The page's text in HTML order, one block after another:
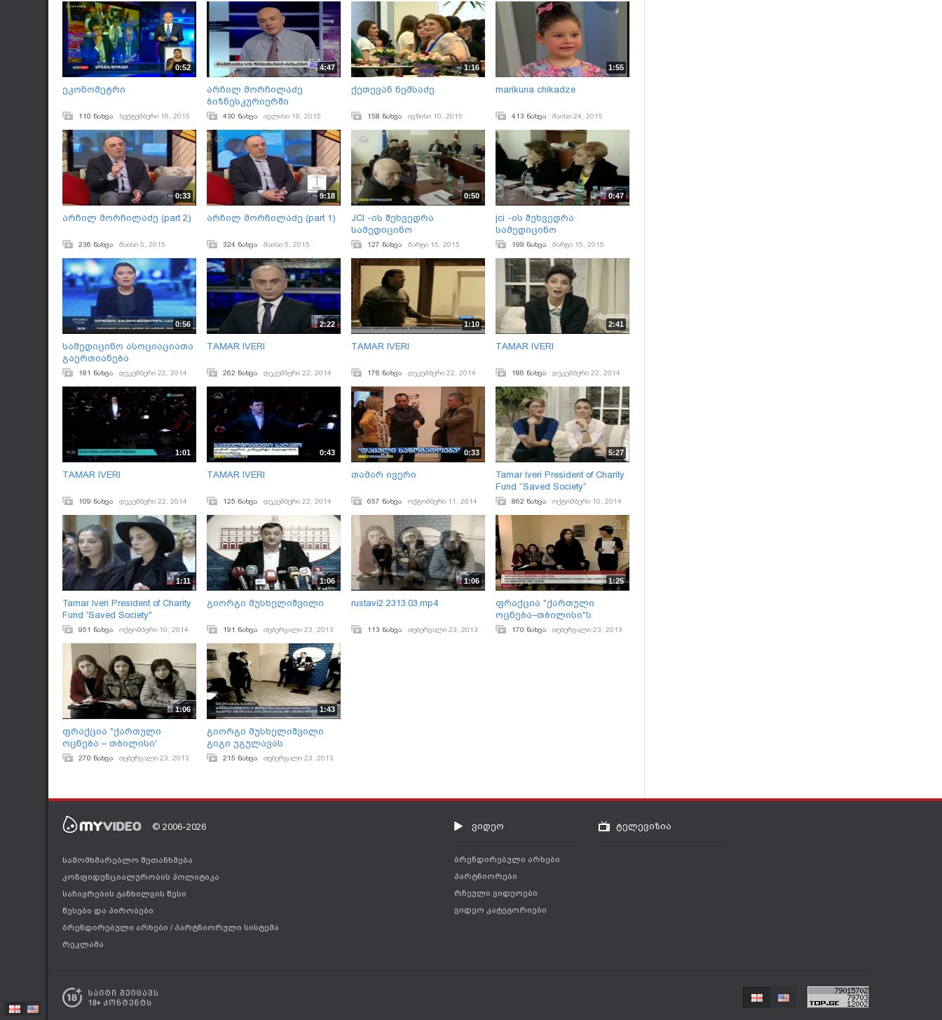
0:52
ეკონომეტრი
110 ნახვა სექტემბერი 16, 2015
4:47
არჩილ მორჩილაძე
ბიზნესკურიერში
430 ნახვა ივლისი 19, 2015
1:16
ქეთევან ნემსაძე
158 ნახვა ივნისი 10, 2015
1:55
marikuna chikadze
413 ნახვა მაისი 24, 2015
0:33
არჩილ მორჩილაძე (part 2)
236 ნახვა მაისი 5, 2015
9:18
არჩილ მორჩილაძე (part 1)
324 ნახვა მაისი 5, 2015
0:50
JCI -ის შეხვედრა
სამედიცინო
ასოციაციების
127 ნახვა მარტი 15, 2015
0:47
jci -ის შეხვედრა
სამედიცინო
ასოციაციების
199 ნახვა მარტი 15, 2015
0:56
სამედიცინო ასოციაციათა
გაერთიანება
181 ნახვა დეკემბერი 22, 2014
2:22
TAMAR IVERI
262 ნახვა დეკემბერი 22, 2014
1:10
TAMAR IVERI
176 ნახვა დეკემბერი 22, 2014
2:41
TAMAR IVERI
186 ნახვა დეკემბერი 22, 2014
1:01
TAMAR IVERI
109 ნახვა დეკემბერი 22, 2014
0:43
TAMAR IVERI
125 ნახვა დეკემბერი 22, 2014
0:33
თამარ ივერი
657 ნახვა ოქტომბერი 11, 2014
5:27
Tamar Iveri President of Charity
Fund “Saved Society”
862 ნახვა ოქტომბერი 10, 2014
1:11
Tamar Iveri President of Charity
Fund 'Saved Society"
951 ნახვა ოქტომბერი 10, 2014
1:06
გიორგი მუსხელიშვილი
191 ნახვა თებერვალი 23, 2013
1:06
rustavi2 2313.03.mp4
113 ნახვა თებერვალი 23, 2013
1:25
ფრაქცია "ქართული
ოცნება–თბილისი"ს
თავმჯდომარე გიორგი
170 ნახვა თებერვალი 23, 2013
1:06
ფრაქცია "ქართული
ოცნება – თბილისი'
თავმჯდომარე გიორგი
270 ნახვა თებერვალი 23, 2013
1:43
გიორგი მუსხელიშვილი
გიგი უგულავას
კორუფციულ სქემებზე
215 ნახვა თებერვალი 23, 2013
© 2006-2026
სამომხმარებლო შეთანხმება
კონფიდენციალურობის პოლიტიკა
საჩივრების განხილვის წესი
წესები და პირობები
ბრენდირებული არხები / პარტნიორული სისტემა
რეკლამა
ვიდეო
ბრენდირებული არხები
პარტნიორები
რჩეული ვიდეოები
ვიდეო კატეგორიები
ტელევიზია